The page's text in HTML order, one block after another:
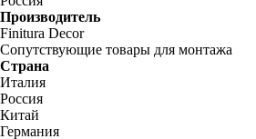
Производитель
Finitura Decor
Сопутствующие товары для монтажа
Страна
Италия
Россия
Китай
Германия